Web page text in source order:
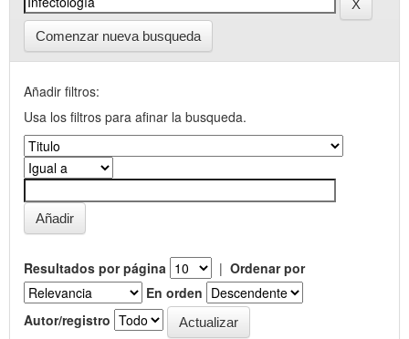
Comenzar nueva busqueda
Añadir filtros:
Usa los filtros para afinar la busqueda.
Resultados por página | Ordenar por
En orden
Autor/registro